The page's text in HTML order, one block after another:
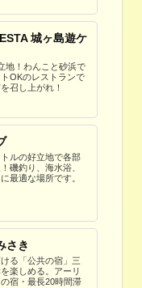
城ヶ島遊ケ
地！わんこと砂浜で
OKのレストランで
召し上がれ！
ルの好立地で各部
磯釣り、海水浴、
最適な場所です。
さき
る「公共の宿」三
楽しめる。アーリ
宿・最長20時間滞